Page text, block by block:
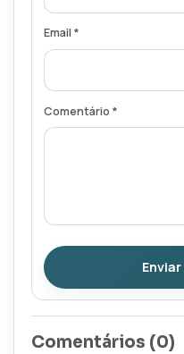
Email *
Comentário *
Comentários (0)